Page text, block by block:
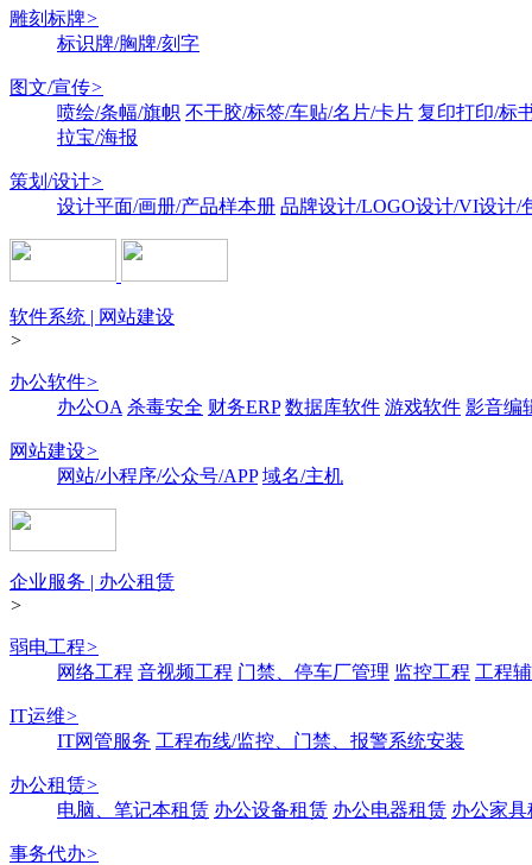
雕刻标牌>
标识牌/胸牌/刻字
图文/宣传>
喷绘/条幅/旗帜 不干胶/标签/车贴/名片/卡片 复印打印/标
拉宝/海报
策划/设计>
设计平面/画册/产品样本册 品牌设计/LOGO设计/VI设计/
软件系统 | 网站建设
>
办公软件>
办公OA 杀毒安全 财务ERP 数据库软件 游戏软件 影音编
网站建设>
网站/小程序/公众号/APP 域名/主机
企业服务 | 办公租赁
>
弱电工程>
网络工程 音视频工程 门禁、停车厂管理 监控工程 工程
IT运维>
IT网管服务 工程布线/监控、门禁、报警系统安装
办公租赁>
电脑、笔记本租赁 办公设备租赁 办公电器租赁 办公家具
事务代办>